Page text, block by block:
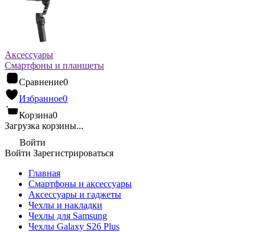
Аксессуары
Смартфоны и планшеты
Сравнение0
Избранное0
Корзина0
Загрузка корзины...
Войти
Войти Зарегистрироваться
Главная
Смартфоны и аксессуары
Аксессуары и гаджеты
Чехлы и накладки
Чехлы для Samsung
Чехлы Galaxy S26 Plus